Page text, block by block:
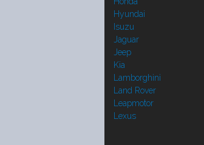
Hyundai
Isuzu
Jaguar
Jeep
Kia
Lamborghini
Land Rover
Leapmotor
Lexus